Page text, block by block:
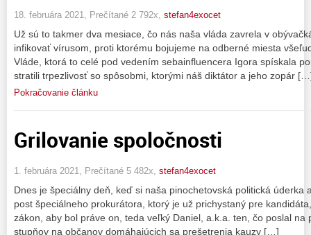
18. februára 2021, Prečítané 2 792x, stefan4exocet
Už sú to takmer dva mesiace, čo nás naša vláda zavrela v
infikovať vírusom, proti ktorému bojujeme na odberné miesta
Vláde, ktorá to celé pod vedením sebainfluencera Igora spískala
stratili trpezlivosť so spôsobmi, ktorými náš diktátor a jeho zopár
Pokračovanie článku
Grilovanie spoločnosti
1. februára 2021, Prečítané 5 482x, stefan4exocet
Dnes je špeciálny deň, keď si naša pinochetovská politická úderka
post špeciálneho prokurátora, ktorý je už prichystaný pre
zákon, aby bol práve on, teda veľký Daniel, a.k.a. ten, čo poslal na
stupňov na občanov domáhajúcich sa prešetrenia kauzy […]